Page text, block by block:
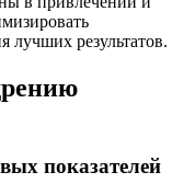
лучших результатов.
показателей